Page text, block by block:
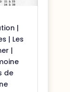
|
| Les
|
de